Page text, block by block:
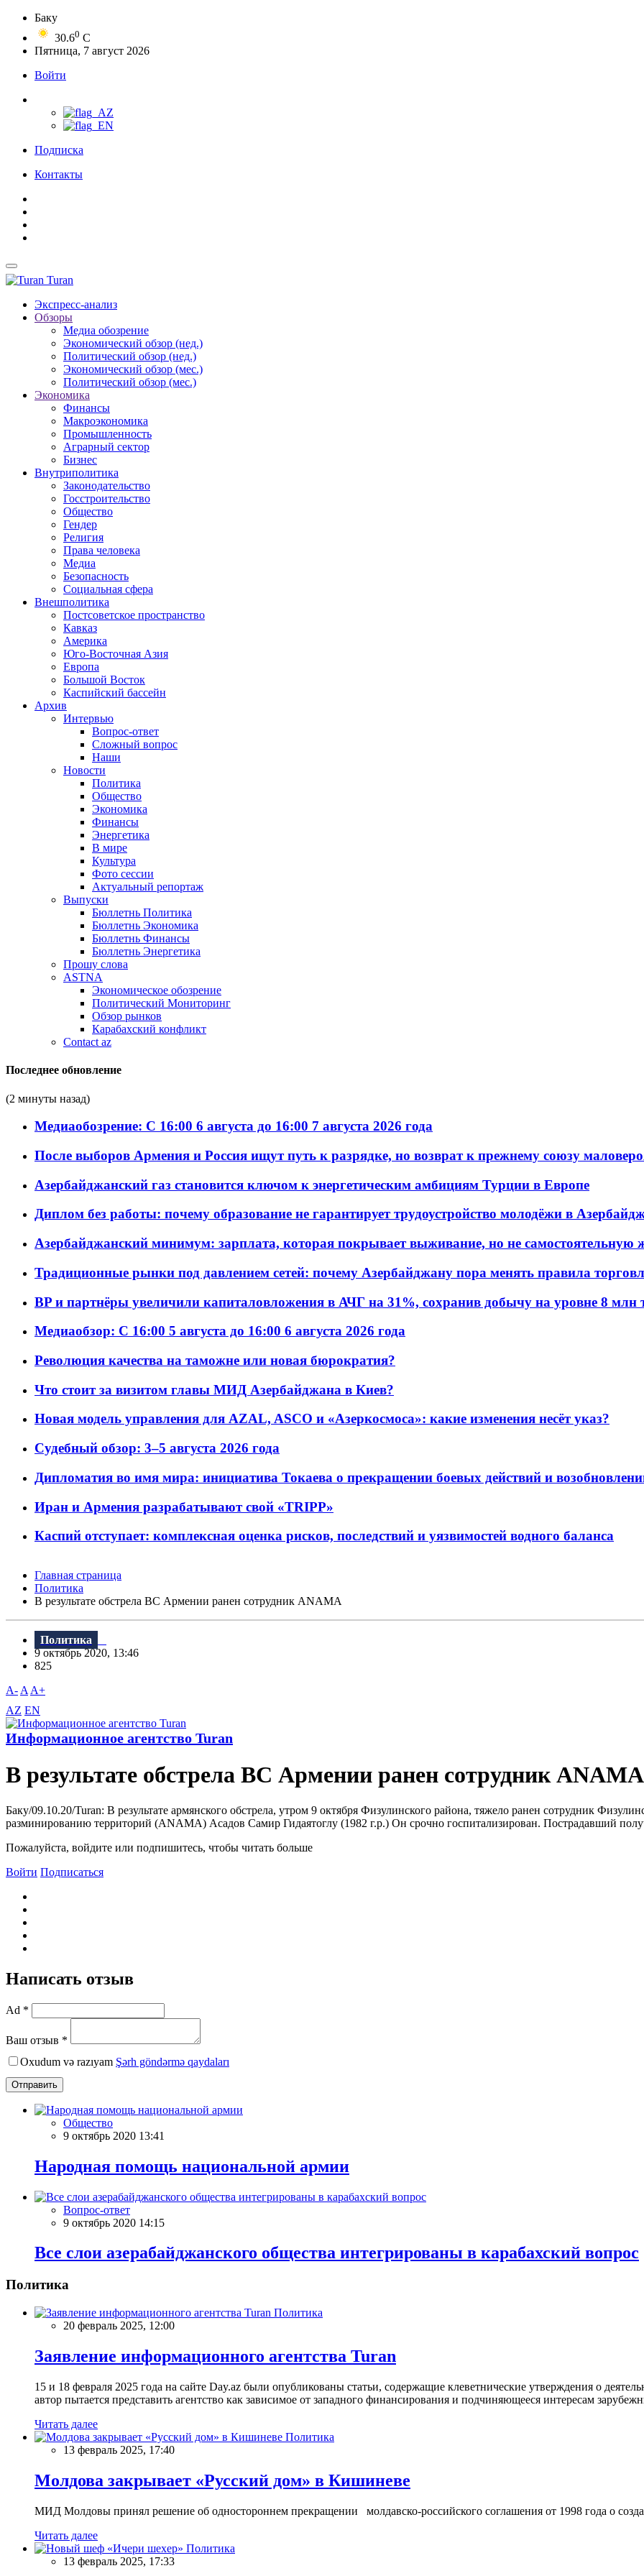
Баку
30.60 C
Пятница, 7 август 2026
Войти
Подписка
Контакты
Turan
Экспресс-анализ
Обзоры
Медиа обозрение
Экономический обзор (нед.)
Политический обзор (нед.)
Экономический обзор (мес.)
Политический обзор (мес.)
Экономика
Финансы
Макроэкономика
Промышленность
Аграрный сектор
Бизнес
Внутриполитика
Законодательство
Госстроительство
Общество
Гендер
Религия
Права человека
Медиа
Безопасность
Социальная сфера
Внешполитика
Постсоветское пространство
Кавказ
Америка
Юго-Восточная Азия
Европа
Большой Восток
Каспийский бассейн
Архив
Интервью
Вопрос-ответ
Сложный вопрос
Наши
Новости
Политика
Общество
Экономика
Финансы
Энергетика
В мире
Культура
Фото сессии
Актуальный репортаж
Выпуски
Бюллетнь Политика
Бюллетнь Экономика
Бюллетнь Финансы
Бюллетнь Энергетика
Прошу слова
ASTNA
Экономическое обозрение
Политический Мониторинг
Обзор рынков
Карабахский конфликт
Contact az
Последнее обновление
(2 минуты назад)
Медиаобозрение: С 16:00 6 августа до 16:00 7 августа 2026 года
После выборов Армения и Россия ищут путь к разрядке, но возврат к прежнему союзу
Азербайджанский газ становится ключом к энергетическим амбициям Турции в Европе
Диплом без работы: почему образование не гарантирует трудоустройство молодёжи в
Азербайджанский минимум: зарплата, которая покрывает выживание, но не самостоятельную
Традиционные рынки под давлением сетей: почему Азербайджану пора менять правила
BP и партнёры увеличили капиталовложения в АЧГ на 31%, сохранив добычу на уровне 8 млн
Медиаобзор: С 16:00 5 августа до 16:00 6 августа 2026 года
Революция качества на таможне или новая бюрократия?
Что стоит за визитом главы МИД Азербайджана в Киев?
Новая модель управления для AZAL, ASCO и «Азеркосмоса»: какие изменения несёт указ?
Судебный обзор: 3–5 августа 2026 года
Дипломатия во имя мира: инициатива Токаева о прекращении боевых действий и
Иран и Армения разрабатывают свой «TRIPP»
Каспий отступает: комплексная оценка рисков, последствий и уязвимостей водного баланса
Главная страница
Политика
В результате обстрела ВС Армении ранен сотрудник ANAMA
Политика
9 октябрь 2020, 13:46
825
A- A A+
AZ EN
Информационное агентство Turan
В результате обстрела ВС Армении ранен сотрудник ANAMA
Баку/09.10.20/Turan: В результате армянского обстрела, утром 9 октября Физулинского района, тяжело ранен сотрудник
разминированию территорий (ANAMA) Асадов Самир Гидаятоглу (1982 г.р.) Он срочно госпитализирован. Пострадавший
Пожалуйста, войдите или подпишитесь, чтобы читать больше
Войти Подписаться
Написать отзыв
Ad *
Ваш отзыв *
Oxudum və razıyam Şərh göndərmə qaydaları
Отправить
Общество
9 октябрь 2020 13:41
Народная помощь национальной армии
Вопрос-ответ
9 октябрь 2020 14:15
Все слои азерабайджанского общества интегрированы в карабахский вопрос
Политика
Политика
20 февраль 2025, 12:00
Заявление информационного агентства Turan
15 и 18 февраля 2025 года на сайте Day.az были опубликованы статьи, содержащие клеветнические утверждения о
автор пытается представить агентство как зависимое от западного финансирования и подчиняющееся интересам
Читать далее
Политика
13 февраль 2025, 17:40
Молдова закрывает «Русский дом» в Кишиневе
МИД Молдовы принял решение об одностороннем прекращении молдавско-российского соглашения от 1998 года о
Читать далее
Политика
13 февраль 2025, 17:33